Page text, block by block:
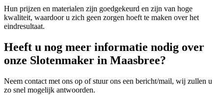
Hun prijzen en materialen zijn goedgekeurd en zijn van hoge
kwaliteit, waardoor u zich geen zorgen hoeft te maken over het
eindresultaat.
Heeft u nog meer informatie nodig over
onze Slotenmaker in Maasbree?
Neem contact met ons op of stuur ons een bericht/mail, wij zullen u
zo snel mogelijk antwoorden.